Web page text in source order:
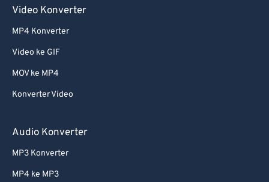
Video Konverter
MP4 Konverter
Video ke GIF
MOV ke MP4
Konverter Video
Audio Konverter
MP3 Konverter
MP4 ke MP3